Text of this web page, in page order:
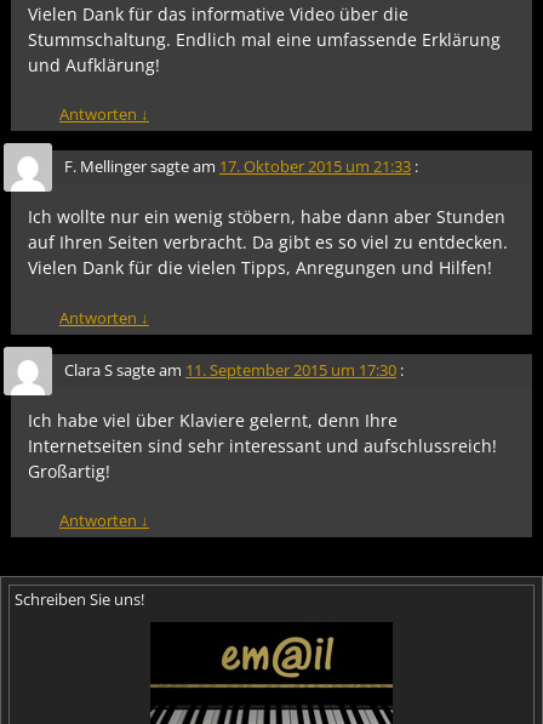
Vielen Dank für das informative Video über die
Stummschaltung. Endlich mal eine umfassende Erklärung
und Aufklärung!
Antworten ↓
F. Mellingersagte am 17. Oktober 2015 um 21:33 :
Ich wollte nur ein wenig stöbern, habe dann aber Stunden
auf Ihren Seiten verbracht. Da gibt es so viel zu entdecken.
Vielen Dank für die vielen Tipps, Anregungen und Hilfen!
Antworten ↓
Clara Ssagte am 11. September 2015 um 17:30 :
Ich habe viel über Klaviere gelernt, denn Ihre
Internetseiten sind sehr interessant und aufschlussreich!
Großartig!
Antworten ↓
Schreiben Sie uns!